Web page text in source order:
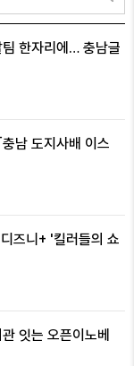
한자리에… 충남글
남 도지사배 이스
즈니+ '킬러들의 쇼
잇는 오픈이노베